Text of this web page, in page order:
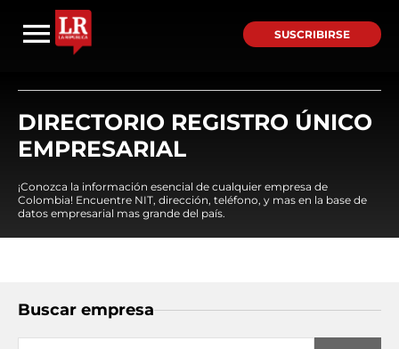
SUSCRIBIRSE
DIRECTORIO REGISTRO ÚNICO
EMPRESARIAL
¡Conozca la información esencial de cualquier empresa de
Colombia! Encuentre NIT, dirección, teléfono, y mas en la base de
datos empresarial mas grande del país.
Buscar empresa